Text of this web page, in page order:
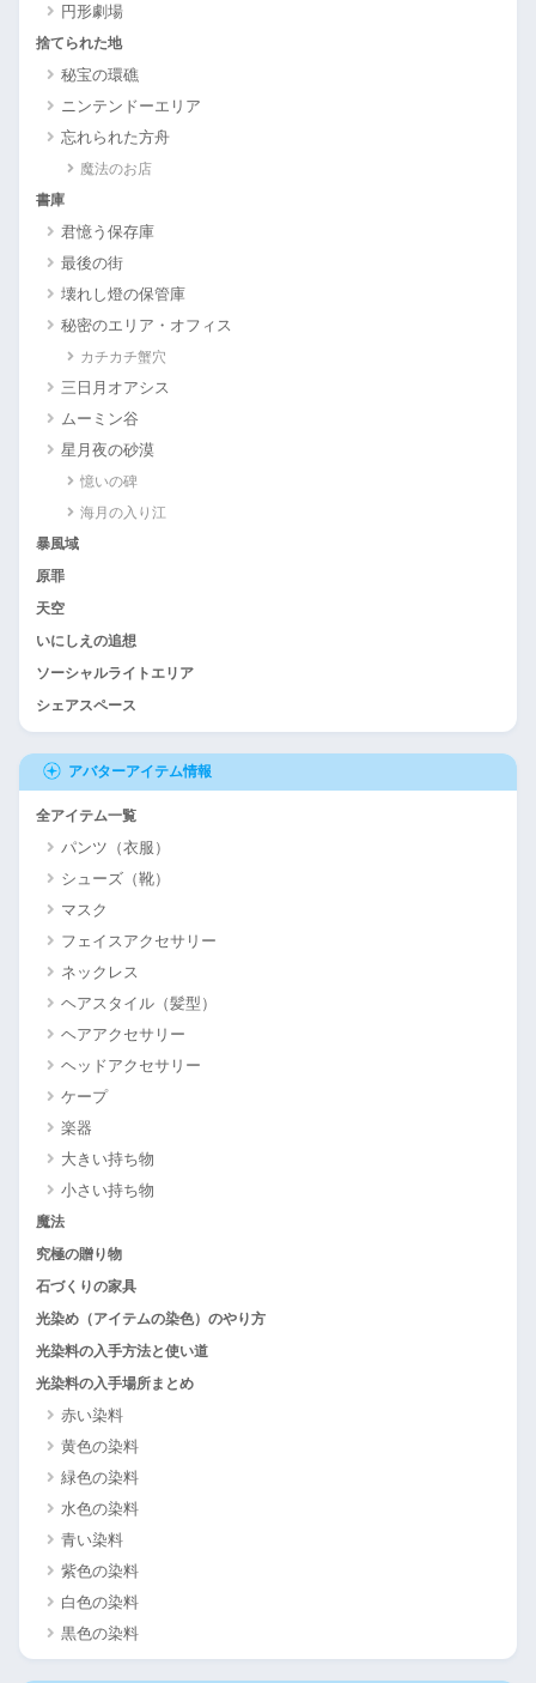
円形劇場
捨てられた地
秘宝の環礁
ニンテンドーエリア
忘れられた方舟
魔法のお店
書庫
君憶う保存庫
最後の街
壊れし燈の保管庫
秘密のエリア・オフィス
カチカチ蟹穴
三日月オアシス
ムーミン谷
星月夜の砂漠
憶いの碑
海月の入り江
暴風域
原罪
天空
いにしえの追想
ソーシャルライトエリア
シェアスペース
アバターアイテム情報
全アイテム一覧
パンツ（衣服）
シューズ（靴）
マスク
フェイスアクセサリー
ネックレス
ヘアスタイル（髪型）
ヘアアクセサリー
ヘッドアクセサリー
ケープ
楽器
大きい持ち物
小さい持ち物
魔法
究極の贈り物
石づくりの家具
光染め（アイテムの染色）のやり方
光染料の入手方法と使い道
光染料の入手場所まとめ
赤い染料
黄色の染料
緑色の染料
水色の染料
青い染料
紫色の染料
白色の染料
黒色の染料